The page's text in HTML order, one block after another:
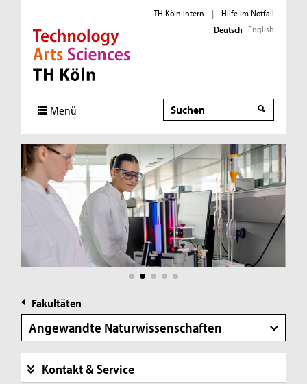
Direkt zur Hauptnavigation
Direkt zur Subnavigation
Direkt zum Inhalt
Direkt zum Fußbereich
TH Köln intern |
Hilfe im Notfall
Deutsch English
Menü Suche
Suche
Fakultäten
Angewandte Naturwissenschaften
Kontakt & Service